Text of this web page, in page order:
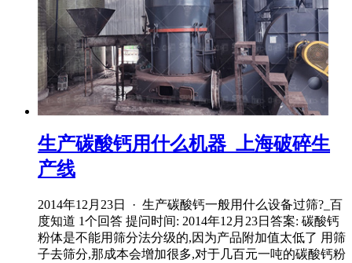
生产碳酸钙用什么机器_上海破碎生
产线
2014年12月23日 · 生产碳酸钙一般用什么设备过筛?_百
度知道 1个回答 提问时间: 2014年12月23日答案: 碳酸钙
粉体是不能用筛分法分级的,因为产品附加值太低了 用筛
子去筛分,那成本会增加很多,对于几百元一吨的碳酸钙粉